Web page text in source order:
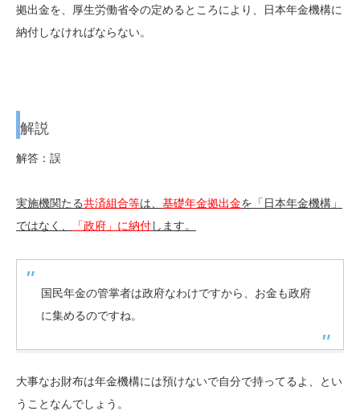
拠出金を、厚生労働省令の定めるところにより、日本年金機構に
納付しなければならない。
解説
解答：誤
実施機関たる共済組合等は、 基礎年金拠出金を「日本年金機構」
ではなく、
「政府」に納付します。
国民年金の管掌者は政府なわけですから、お金も政府
に集めるのですね。
大事なお財布は年金機構には預けないで自分で持ってるよ、とい
うことなんでしょう。